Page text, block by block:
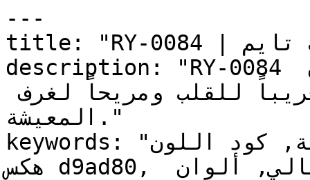
---
title: "RY-0084 | الألوان | دهانات تايم"
description: "RY-0084 برتقالي فاتح وهادئ يميل للون
الخوخي، مما يجعله لوناً قريباً للقلب ومريحاً لغرف
المعيشة."
keywords: "لون رمال صافية, كود اللون RY-0084, لون
هكس d9ad80, دهان برتقالي, طلاء برتقالي, ألوان